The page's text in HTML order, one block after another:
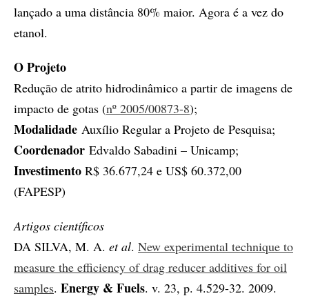
lançado a uma distância 80% maior. Agora é a vez do
etanol.
O Projeto
Redução de atrito hidrodinâmico a partir de imagens de
impacto de gotas (nº 2005/00873-8);
Modalidade Auxílio Regular a Projeto de Pesquisa;
Coordenador Edvaldo Sabadini – Unicamp;
Investimento R$ 36.677,24 e US$ 60.372,00
(FAPESP)
Artigos científicos
DA SILVA, M. A. et al. New experimental technique to
measure the efficiency of drag reducer additives for oil
samples. Energy & Fuels. v. 23, p. 4.529-32. 2009.